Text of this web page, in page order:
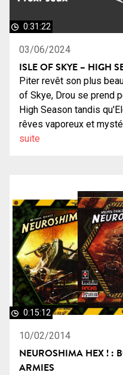
0:31:22
03/06/2024
ISLE OF SKYE – HIGH
Piter revêt son plus
of Skye, Drou se prend
High Season tandis
rêves vaporeux et
suite
0:15:12
10/02/2014
NEUROSHIMA HEX ! :
ARMIES